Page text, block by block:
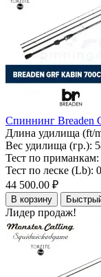
Спиннинг Breaden
Длина удилища (ft/
Вес удилища (гр.):
Тест по приманкам:
Тест по леске (Lb):
44 500.00 ₽
В корзину
Лидер продаж!